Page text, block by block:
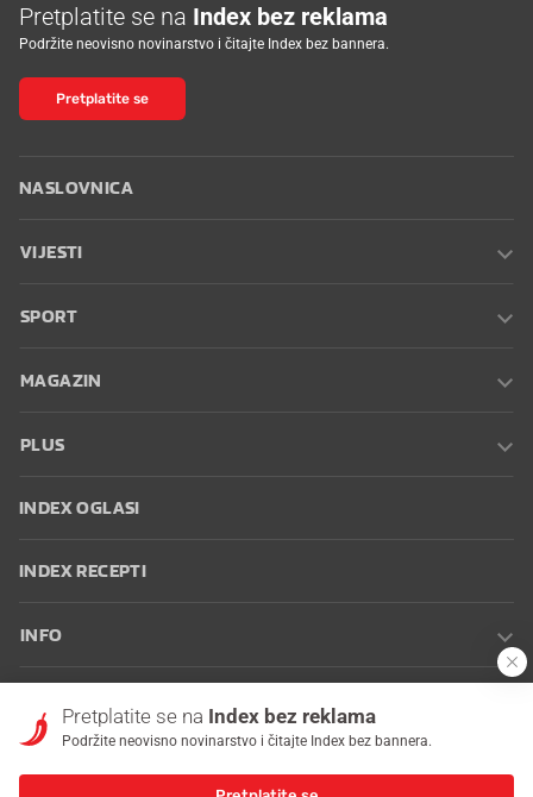
Pretplatite se na Index bez reklama
Podržite neovisno novinarstvo i čitajte Index bez bannera.
Pretplatite se
NASLOVNICA
VIJESTI
SPORT
MAGAZIN
PLUS
INDEX OGLASI
INDEX RECEPTI
INFO
korištenja
Postavke kolačića
Pretplatite se na Index bez reklama
Podržite neovisno novinarstvo i čitajte Index bez bannera.